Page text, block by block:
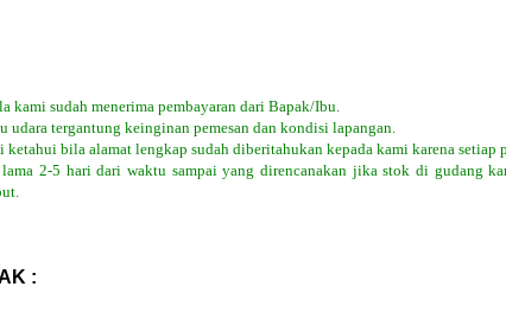
kami sudah menerima pembayaran dari Bapak/Ibu.
udara tergantung keinginan pemesan dan kondisi lapangan.
bila alamat lengkap sudah diberitahukan kepada kami karena setiap
2-5 hari dari waktu sampai yang direncanakan jika stok di gudang
: